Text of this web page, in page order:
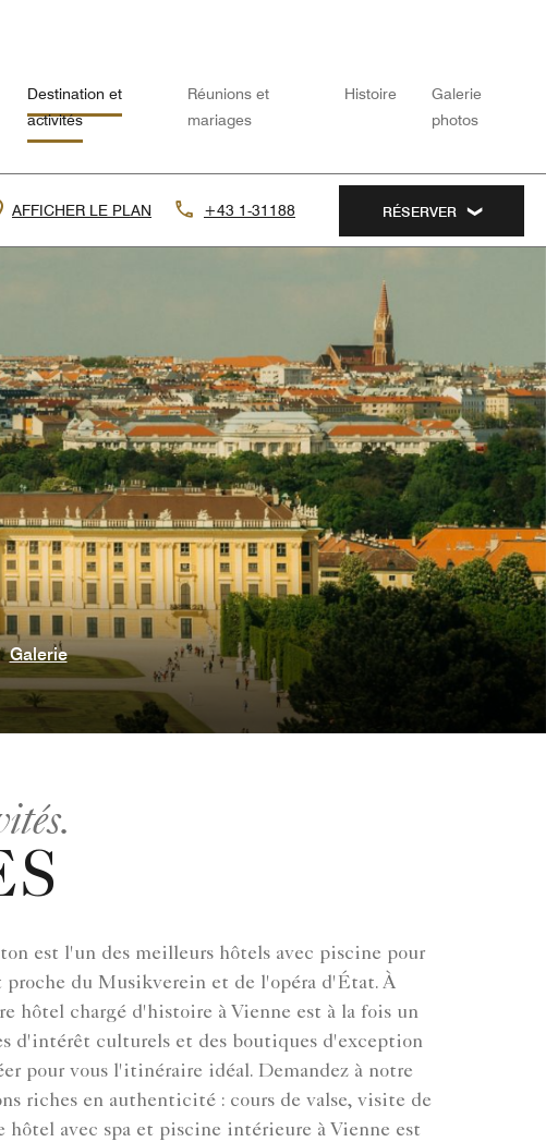
Destination et
activités
Réunions et
mariages
Histoire
Galerie
photos
AFFICHER LE PLAN +43 1-31188 RÉSERVER
Galerie
est l'un des meilleurs hôtels avec piscine pour
proche du Musikverein et de l'opéra d'État. À
hôtel chargé d'histoire à Vienne est à la fois un
d'intérêt culturels et des boutiques d'exception
pour vous l'itinéraire idéal. Demandez à notre
riches en authenticité : cours de valse, visite de
avec spa et piscine intérieure à Vienne est